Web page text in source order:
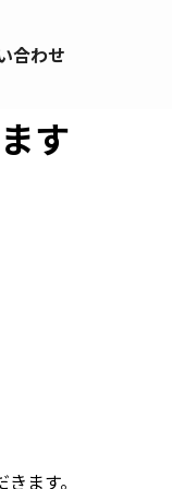
合わせ
す
ます。